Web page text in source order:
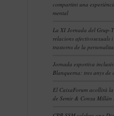
compartint una
mental
La XI Jornada del Grup-
relacions afectivosexuals
trastorns de la
Jornada esportiva
Blanquerna: tres anys de
El CaixaForum acollirà
de Semir & Conxa Millán